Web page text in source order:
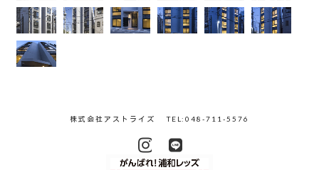
株式会社アストライズ TEL:048-711-5576